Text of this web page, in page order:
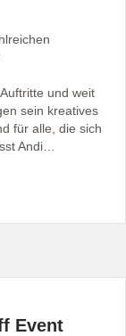
und weit
sein kreatives
für alle, die sich
Andi…
Event